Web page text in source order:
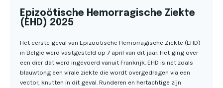
Epizoötische Hemorragische Ziekte
(EHD) 2025
Het eerste geval van Epizoötische Hemorragische Ziekte (EHD)
in België werd vastgesteld op 7 april van dit jaar. Het ging over
een dier dat werd ingevoerd vanuit Frankrijk. EHD is net zoals
blauwtong een virale ziekte die wordt overgedragen via een
vector, knutten in dit geval. Runderen en hertachtige zijn